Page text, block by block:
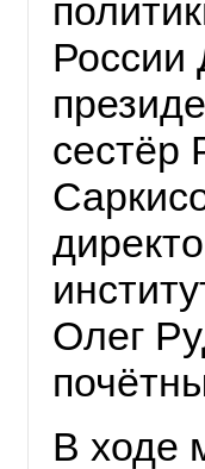
России
сестёр
Олег
В ходе